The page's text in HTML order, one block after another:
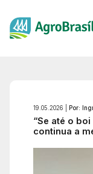
19.05.2026 | Por:
“Se até o
continua a